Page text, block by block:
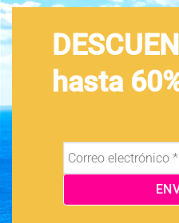
hasta